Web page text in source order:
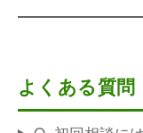
よくある質問